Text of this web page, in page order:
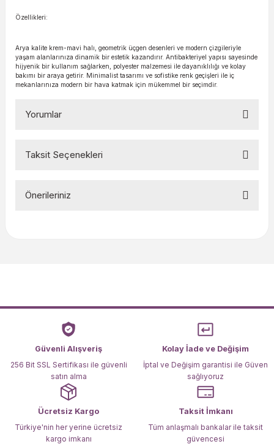
Özellikleri:
Arya kalite krem-mavi halı, geometrik üçgen desenleri ve modern çizgileriyle
yaşam alanlarınıza dinamik bir estetik kazandırır. Antibakteriyel yapısı sayesinde
hijyenik bir kullanım sağlarken, polyester malzemesi ile dayanıklılığı ve kolay
bakımı bir araya getirir. Minimalist tasarımı ve sofistike renk geçişleri ile iç
mekanlarınıza modern bir hava katmak için mükemmel bir seçimdir.
Yorumlar
Taksit Seçenekleri
Önerileriniz
Ürün açıklamasında eksik bilgiler bulunuyor.
Ürün bilgilerinde hatalar bulunuyor.
Ürün fiyatı diğer sitelerden daha pahalı.
Bu ürüne benzer farklı alternatifler olmalı.
Güvenli Alışveriş
256 Bit SSL Sertifikası ile güvenli
satın alma
Kolay İade ve Değişim
İptal ve Değişim garantisi ile Güven
sağlıyoruz
Ücretsiz Kargo
Türkiye'nin her yerine ücretsiz
kargo imkanı
Taksit İmkanı
Tüm anlaşmalı bankalar ile taksit
güvencesi